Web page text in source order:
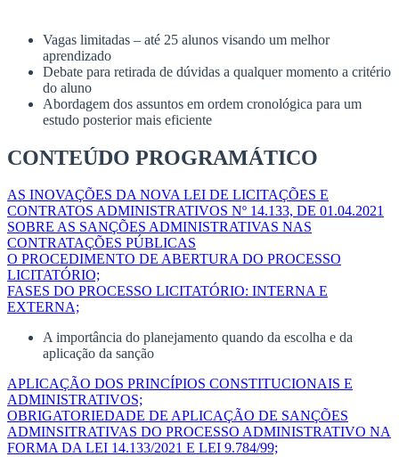
Vagas limitadas – até 25 alunos visando um melhor
aprendizado
Debate para retirada de dúvidas a qualquer momento a critério
do aluno
Abordagem dos assuntos em ordem cronológica para um
estudo posterior mais eficiente
CONTEÚDO PROGRAMÁTICO
AS INOVAÇÕES DA NOVA LEI DE LICITAÇÕES E
CONTRATOS ADMINISTRATIVOS Nº 14.133, DE 01.04.2021
SOBRE AS SANÇÕES ADMINISTRATIVAS NAS
CONTRATAÇÕES PÚBLICAS
O PROCEDIMENTO DE ABERTURA DO PROCESSO
LICITATÓRIO;
FASES DO PROCESSO LICITATÓRIO: INTERNA E
EXTERNA;
A importância do planejamento quando da escolha e da
aplicação da sanção
APLICAÇÃO DOS PRINCÍPIOS CONSTITUCIONAIS E
ADMINISTRATIVOS;
OBRIGATORIEDADE DE APLICAÇÃO DE SANÇÕES
ADMINSITRATIVAS DO PROCESSO ADMINISTRATIVO NA
FORMA DA LEI 14.133/2021 E LEI 9.784/99;